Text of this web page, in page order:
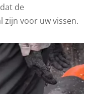
de
voor uw vissen.